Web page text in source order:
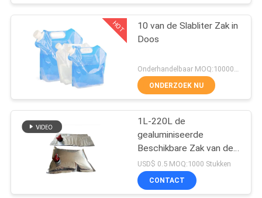
KWALITEITSCONTROLE
SITEMAP
PRIVACY
POLICY
Hete Koude
Geïsoleerde Zakken
44
HOT
10 van de Slabliter Zak in
Doos
ONDERZOEK NU
1L-220L de
gealuminiseerde
Beschikbare Zak van de
Drankslab in Doos voor
Gesloten Wijnlucht
USD$ 0.5 MOQ:1000 Stukken
CONTACT